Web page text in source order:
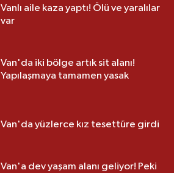
Vanlı aile kaza yaptı! Ölü ve yaralılar
var
Van'da iki bölge artık sit alanı!
Yapılaşmaya tamamen yasak
Van'da yüzlerce kız tesettüre girdi
Van'a dev yaşam alanı geliyor! Peki